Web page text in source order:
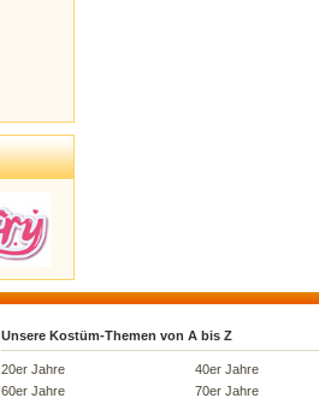
Unsere Kostüm-Themen von A bis Z
20er Jahre
40er Jahre
60er Jahre
70er Jahre